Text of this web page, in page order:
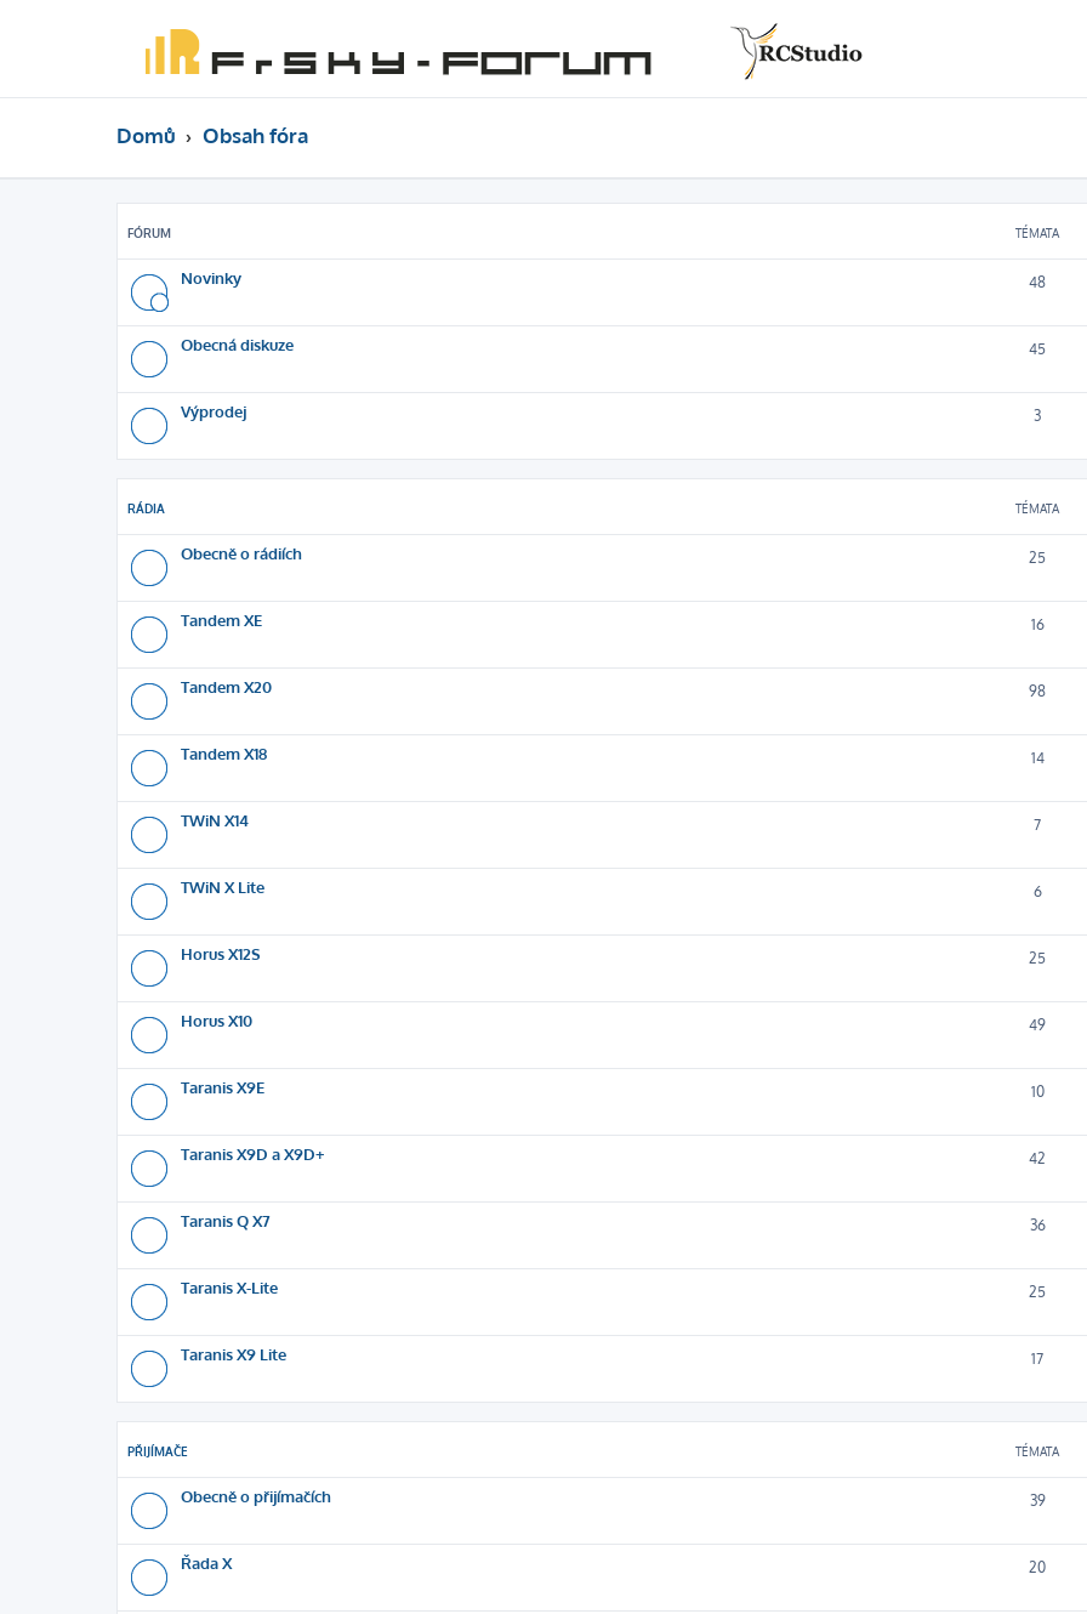
Domů Obsah fóra
FÓRUM TÉMATA
Novinky 48
Obecná diskuze 45
Výprodej 3
RÁDIA TÉMATA
Obecně o rádiích 25
Tandem XE 16
Tandem X20 98
Tandem X18 14
TWiN X14 7
TWiN X Lite 6
Horus X12S 25
Horus X10 49
Taranis X9E 10
Taranis X9D a X9D+ 42
Taranis Q X7 36
Taranis X-Lite 25
Taranis X9 Lite 17
PŘIJÍMAČE TÉMATA
Obecně o přijímačích 39
Řada X 20